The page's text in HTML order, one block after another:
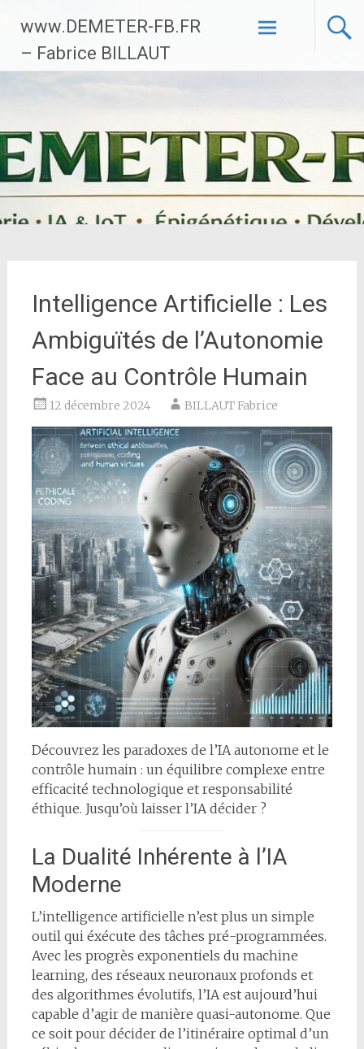
contenu
principal
www.DEMETER-FB.FR
– Fabrice BILLAUT
Intelligence Artificielle : Les
Ambiguïtés de l’Autonomie
Face au Contrôle Humain
12 décembre 2024 BILLAUT Fabrice
Découvrez les paradoxes de l’IA autonome et le
contrôle humain : un équilibre complexe entre
efficacité technologique et responsabilité
éthique. Jusqu’où laisser l’IA décider ?
La Dualité Inhérente à l’IA
Moderne
L’intelligence artificielle n’est plus un simple
outil qui éxécute des tâches pré-programmées.
Avec les progrès exponentiels du machine
learning, des réseaux neuronaux profonds et
des algorithmes évolutifs, l’IA est aujourd’hui
capable d’agir de manière quasi-autonome. Que
ce soit pour décider de l’itinéraire optimal d’un